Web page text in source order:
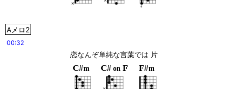
Aメロ2
00:32
恋なんぞ単純な言葉では 片
C#m C# on F F#m